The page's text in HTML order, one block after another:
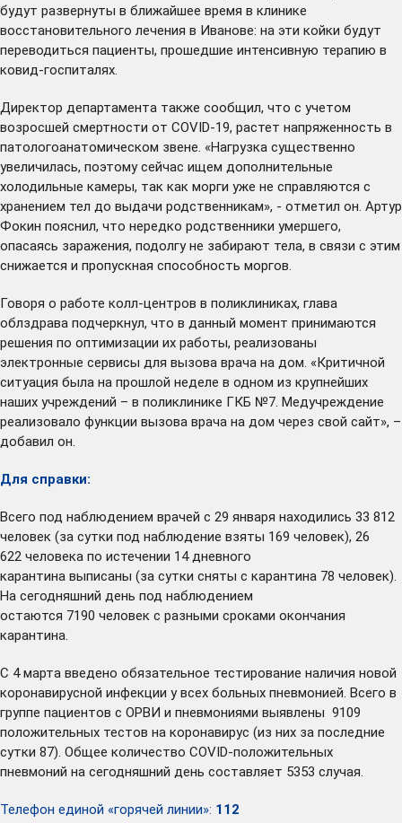
будут развернуты в ближайшее время в клинике
восстановительного лечения в Иванове: на эти койки будут
переводиться пациенты, прошедшие интенсивную терапию в
ковид-госпиталях.
Директор департамента также сообщил, что с учетом
возросшей смертности от COVID-19, растет напряженность в
патологоанатомическом звене. «Нагрузка существенно
увеличилась, поэтому сейчас ищем дополнительные
холодильные камеры, так как морги уже не справляются с
хранением тел до выдачи родственникам», - отметил он. Артур
Фокин пояснил, что нередко родственники умершего,
опасаясь заражения, подолгу не забирают тела, в связи с этим
снижается и пропускная способность моргов.
Говоря о работе колл-центров в поликлиниках, глава
облздрава подчеркнул, что в данный момент принимаются
решения по оптимизации их работы, реализованы
электронные сервисы для вызова врача на дом. «Критичной
ситуация была на прошлой неделе в одном из крупнейших
наших учреждений – в поликлинике ГКБ №7. Медучреждение
реализовало функции вызова врача на дом через свой сайт», –
добавил он.
Для справки:
Всего под наблюдением врачей с 29 января находились 33 812
человек (за сутки под наблюдение взяты 169 человек), 26
622 человека по истечении 14 дневного
карантина выписаны (за сутки сняты с карантина 78 человек).
На сегодняшний день под наблюдением
остаются 7190 человек с разными сроками окончания
карантина.
С 4 марта введено обязательное тестирование наличия новой
коронавирусной инфекции у всех больных пневмонией. Всего в
группе пациентов с ОРВИ и пневмониями выявлены 9109
положительных тестов на коронавирус (из них за последние
сутки 87). Общее количество COVID-положительных
пневмоний на сегодняшний день составляет 5353 случая.
Телефон единой «горячей линии»: 112